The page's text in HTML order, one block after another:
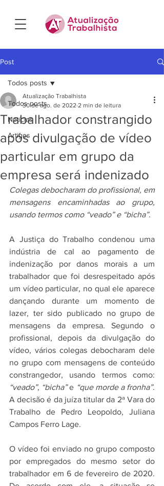
Post
Todos posts
Notícias
Artigos
Todos posts
Trabalhador constrangido
após divulgação de vídeo
particular em grupo da
empresa será indenizado
Atualização Trabalhista
30 de ago. de 2022 2 min de leitura
Colegas debocharam do profissional, em
mensagens encaminhadas ao grupo,
usando termos como “veado” e “bicha”.
A Justiça do Trabalho condenou uma
indústria de cal ao pagamento de
indenização por danos morais a um
trabalhador que foi desrespeitado após
um vídeo particular, no qual ele aparece
dançando durante um momento de
lazer, ter sido publicado no grupo de
mensagens da empresa. Segundo o
profissional, depois da divulgação do
vídeo, vários colegas debocharam dele
no grupo com mensagens de conteúdo
“veado”, “bicha” e “que morde a fronha”.
A decisão é da juíza titular da 2ª Vara do
Trabalho de Pedro Leopoldo, Juliana
Campos Ferro Lage.
O vídeo foi enviado no grupo composto
por empregados do mesmo setor do
trabalhador em 6 de fevereiro de 2020.